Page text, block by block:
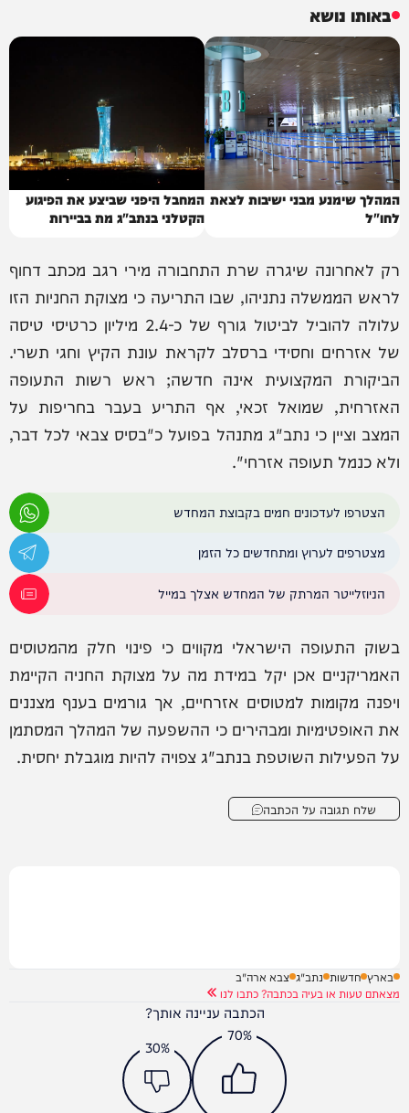
באותו נושא
המהלך שימנע מבני ישיבות לצאת
לחו"ל
המחבל היפני שביצע את הפיגוע
הקטלני בנתב"ג מת בביירות
רק לאחרונה שיגרה שרת התחבורה מירי רגב מכתב דחוף
לראש הממשלה נתניהו, שבו התריעה כי מצוקת החניות הזו
עלולה להוביל לביטול גורף של כ-2.4 מיליון כרטיסי טיסה
של אזרחים וחסידי ברסלב לקראת עונת הקיץ וחגי תשרי.
הביקורת המקצועית אינה חדשה; ראש רשות התעופה
האזרחית, שמואל זכאי, אף התריע בעבר בחריפות על
המצב וציין כי נתב"ג מתנהל בפועל כ"בסיס צבאי לכל דבר,
ולא כנמל תעופה אזרחי".
הצטרפו לעדכונים חמים בקבוצת המחדש
מצטרפים לערוץ ומתחדשים כל הזמן
הניוזלייטר המרתק של המחדש אצלך במייל
בשוק התעופה הישראלי מקווים כי פינוי חלק מהמטוסים
האמריקניים אכן יקל במידת מה על מצוקת החניה הקיימת
ויפנה מקומות למטוסים אזרחיים, אך גורמים בענף מצננים
את האופטימיות ומבהירים כי ההשפעה של המהלך המסתמן
על הפעילות השוטפת בנתב"ג צפויה להיות מוגבלת יחסית.
שלח תגובה על הכתבה
בארץ חדשות נתב"ג צבא ארה"ב
מצאתם טעות או בעיה בכתבה? כתבו לנו
הכתבה עניינה אותך?
70%
30%